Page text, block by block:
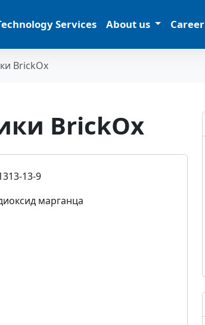
Services About us Career
BrickOx
BrickOx
13-9
марганца